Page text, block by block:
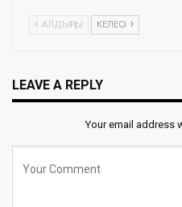
АЛДЫҢҒЫ КЕЛЕСІ
LEAVE A REPLY
Your email address